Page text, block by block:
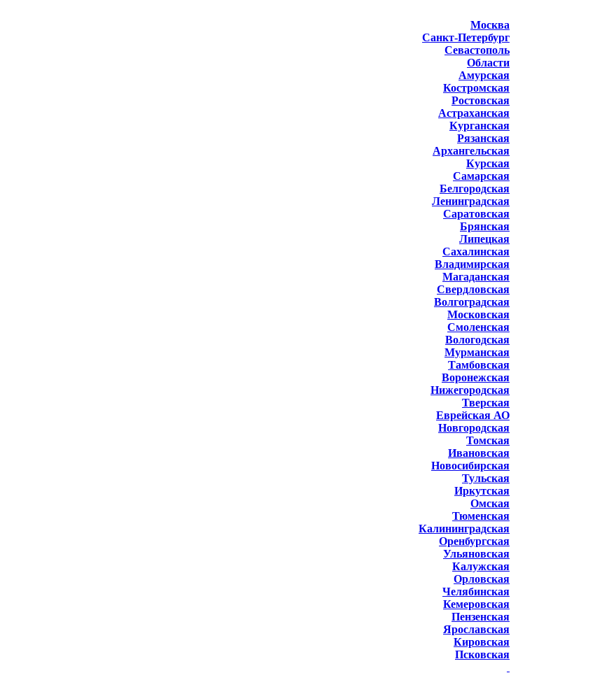
Москва
Санкт-Петербург
Севастополь
Области
Амурская
Костромская
Ростовская
Астраханская
Курганская
Рязанская
Архангельская
Курская
Самарская
Белгородская
Ленинградская
Саратовская
Брянская
Липецкая
Сахалинская
Владимирская
Магаданская
Свердловская
Волгоградская
Московская
Смоленская
Вологодская
Мурманская
Тамбовская
Воронежская
Нижегородская
Тверская
Еврейская АО
Новгородская
Томская
Ивановская
Новосибирская
Тульская
Иркутская
Омская
Тюменская
Калининградская
Оренбургская
Ульяновская
Калужская
Орловская
Челябинская
Кемеровская
Пензенская
Ярославская
Кировская
Псковская